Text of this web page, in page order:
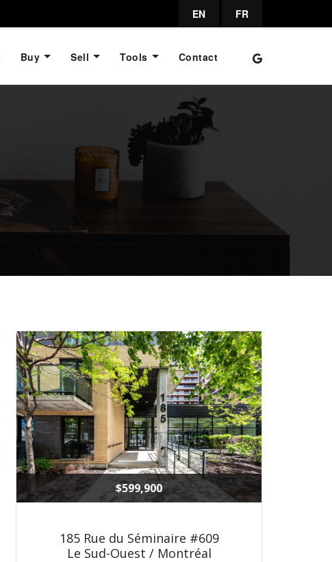
EN FR
Buy Sell Tools Contact
$599,900
185 Rue du Séminaire #609
Le Sud-Ouest / Montréal